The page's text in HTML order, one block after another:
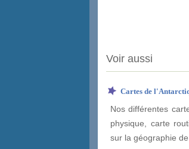
Voir aussi
Cartes de
Nos différentes
physique, carte
sur la géographie de